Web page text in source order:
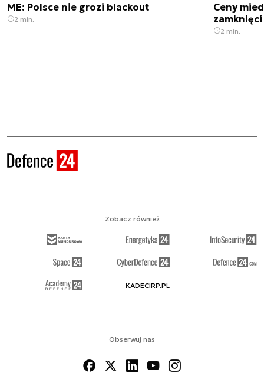
ME: Polsce nie grozi blackout
2 min.
Ceny
2 min.
Obserwuj nas
Zobacz również
KADECIRP.PL